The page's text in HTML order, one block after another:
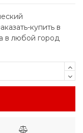
купить в
в любой город